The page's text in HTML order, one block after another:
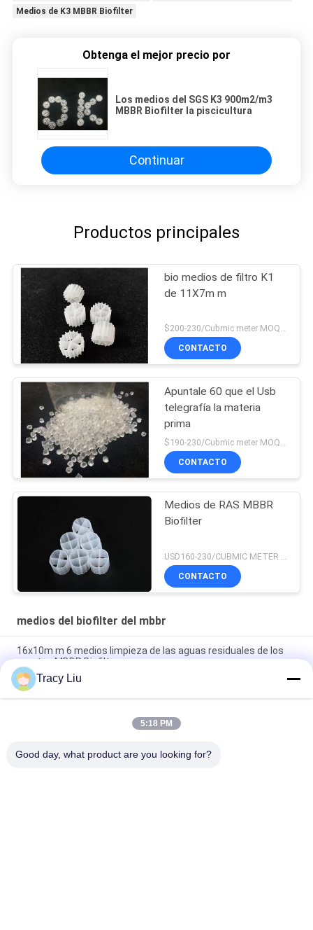
Medios de K3 MBBR Biofilter
Obtenga el mejor precio por
Los medios del SGS K3 900m2/m3
MBBR Biofilter la piscicultura
Continuar
Productos principales
bio medios de filtro K1
de 11X7m m
$200-230/Cubmic meter MOQ:1CubmicMeter
CONTACTO
Apuntale 60 que el Usb
telegrafía la materia
prima
$190-230/Cubmic meter MOQ:1CubmicMeter
CONTACTO
Medios de RAS MBBR
Biofilter
USD160-230/CUBMIC METER MOQ:1CubmicMeter
CONTACTO
medios del biofilter del mbbr
16x10m m 6 medios limpieza de las aguas residuales de los
cuartos MBBR Biofilter
superficie de la bio charca del filtro de la acuicultura de 25X4m
m
Medios HDPE estupendo de la Virgen de la descarburización
Tracy Liu
5:18 PM
Good day, what product are you looking for?